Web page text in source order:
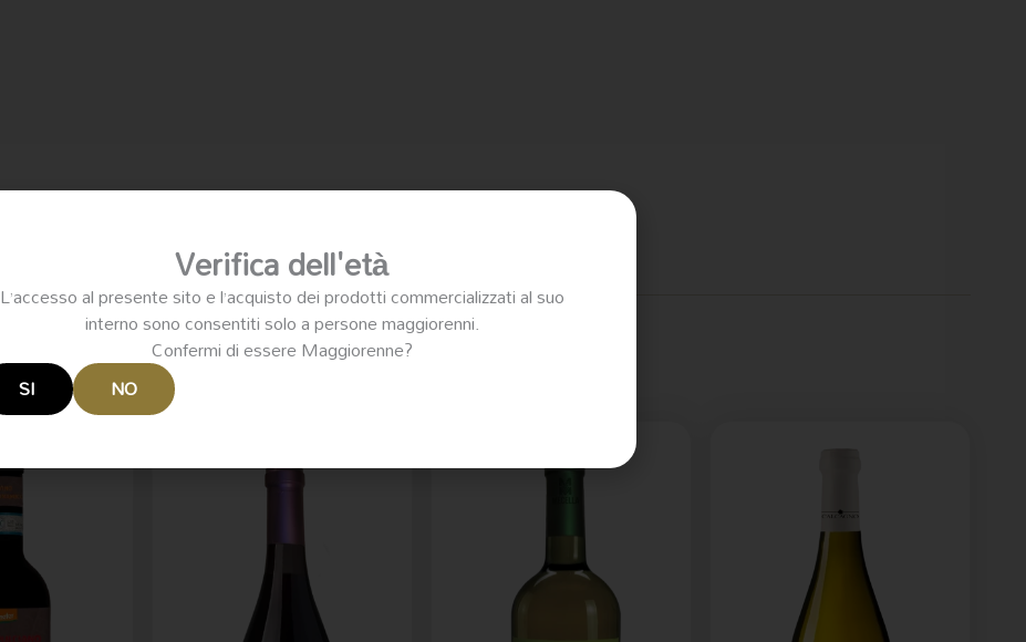
Verifica dell'età
L’accesso al presente sito e l’acquisto dei prodotti commercializzati al suo
interno sono consentiti solo a persone maggiorenni.
Confermi di essere Maggiorenne?
SI
NO